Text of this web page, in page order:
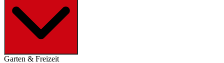
Garten & Freizeit